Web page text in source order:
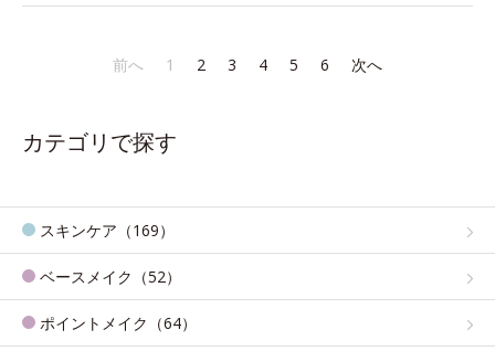
前へ 1 2 3 4 5 6 次へ
カテゴリで探す
スキンケア（169）
ベースメイク（52）
ポイントメイク（64）